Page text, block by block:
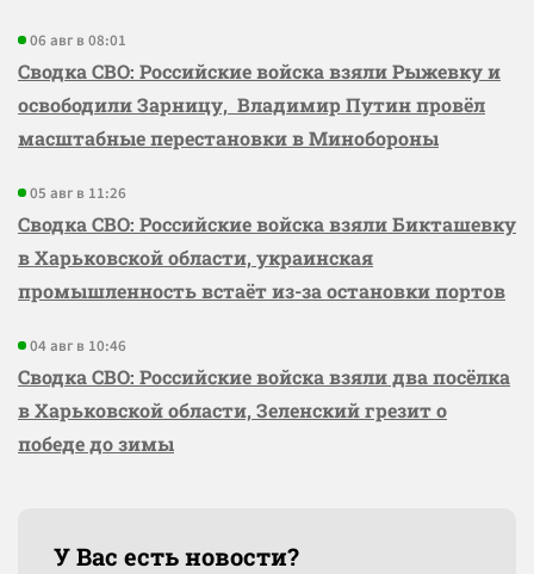
06 авг в 08:01
Сводка СВО: Российские войска взяли Рыжевку и
освободили Зарницу, Владимир Путин провёл
масштабные перестановки в Минобороны
05 авг в 11:26
Сводка СВО: Российские войска взяли Бикташевку
в Харьковской области, украинская
промышленность встаёт из-за остановки портов
04 авг в 10:46
Сводка СВО: Российские войска взяли два посёлка
в Харьковской области, Зеленский грезит о
победе до зимы
У Вас есть новости?